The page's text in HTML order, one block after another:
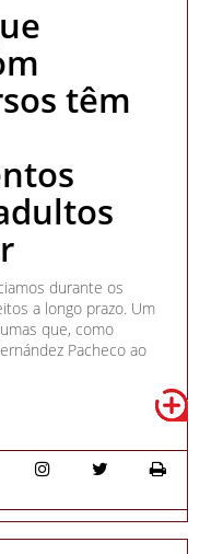
têm
durante os
a longo prazo. Um
que, como
Pacheco ao